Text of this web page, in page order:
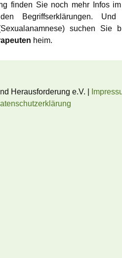
finden Sie noch mehr Infos
Begriffserklärungen.
suchen Sie
heim.
Herausforderung e.V. |